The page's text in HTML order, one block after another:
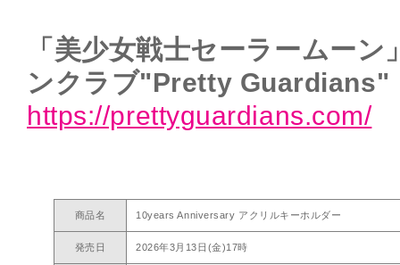
「美少女戦士セーラームー
ンクラブ"Pretty Guardians"
https://prettyguardians.com/
商品名 10years Anniversary アクリルキーホルダー
発売日 2026年3月13日(金)17時